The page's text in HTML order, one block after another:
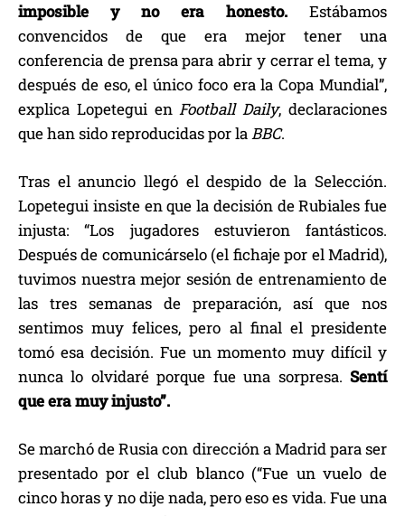
imposible y no era honesto. Estábamos
convencidos de que era mejor tener una
conferencia de prensa para abrir y cerrar el tema, y
después de eso, el único foco era la Copa Mundial”,
explica Lopetegui enFootball Daily, declaraciones
que han sido reproducidas por laBBC.
Tras el anuncio llegó el despido de la Selección.
Lopetegui insiste en que la decisión de Rubiales fue
injusta: “Los jugadores estuvieron fantásticos.
Después de comunicárselo (el fichaje por el Madrid),
tuvimos nuestra mejor sesión de entrenamiento de
las tres semanas de preparación, así que nos
sentimos muy felices, pero al final el presidente
tomó esa decisión. Fue un momento muy difícil y
nunca lo olvidaré porque fue una sorpresa. Sentí
que era muy injusto”.
Se marchó de Rusia con dirección a Madrid para ser
presentado por el club blanco (“Fue un vuelo de
cinco horas y no dije nada, pero eso es vida. Fue una